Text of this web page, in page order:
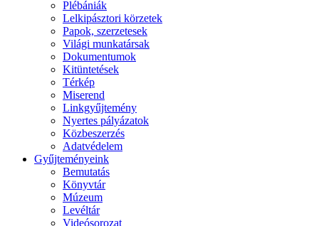
Plébániák
Lelkipásztori körzetek
Papok, szerzetesek
Világi munkatársak
Dokumentumok
Kitüntetések
Térkép
Miserend
Linkgyűjtemény
Nyertes pályázatok
Közbeszerzés
Adatvédelem
Gyűjteményeink
Bemutatás
Könyvtár
Múzeum
Levéltár
Videósorozat